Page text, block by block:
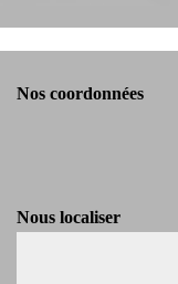
Nos coordonnées
Nous localiser